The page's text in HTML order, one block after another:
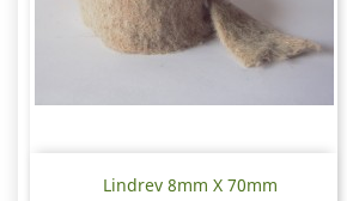
Lindrev 8mm X 70mm